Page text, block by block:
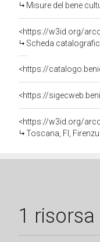
Misure del bene
<https://w3id.org/
Scheda
<https://
<https://
<https://w3id.org/
Toscana, FI,
1 risorsa